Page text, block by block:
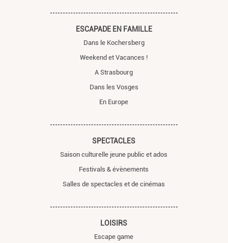
ESCAPADE EN FAMILLE
Dans le Kochersberg
Weekend et Vacances !
A Strasbourg
Dans les Vosges
En Europe
SPECTACLES
Saison culturelle jeune public et ados
Festivals & évènements
Salles de spectacles et de cinémas
LOISIRS
Escape game